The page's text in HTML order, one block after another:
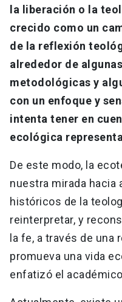
la liberación o la
crecido como un
de la reflexión
alrededor de
metodológicas y
con un enfoque y
intenta tener en
ecológica
De este modo, la
nuestra mirada hacia
históricos de la
reinterpretar, y
la fe, a través de
promueva una vida
enfatizó el